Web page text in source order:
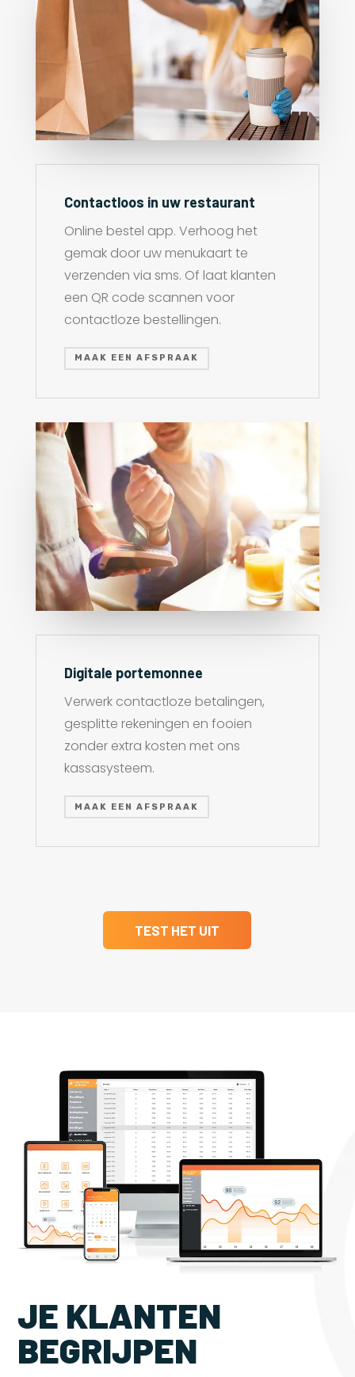
Contactloos in uw restaurant
Online bestel app. Verhoog het
gemak door uw menukaart te
verzenden via sms. Of laat klanten
een QR code scannen voor
contactloze bestellingen.
MAAK EEN AFSPRAAK
Digitale portemonnee
Verwerk contactloze betalingen,
gesplitte rekeningen en fooien
zonder extra kosten met ons
kassasysteem.
MAAK EEN AFSPRAAK
TEST HET UIT
JE KLANTEN
BEGRIJPEN